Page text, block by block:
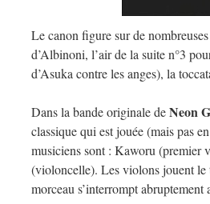
Le canon figure sur de
d’Albinoni, l’air de la suite n°3
d’Asuka contre les anges), la
Dans la bande originale deNeon
classique qui est jouée (mais pas
musiciens sont : Kaworu
(violoncelle). Les violons jouent le
morceau s’interrompt